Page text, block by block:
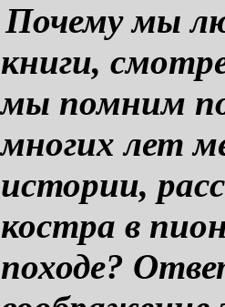
Почему мы
книги,
мы помним
многих лет
истории,
костра в
походе?